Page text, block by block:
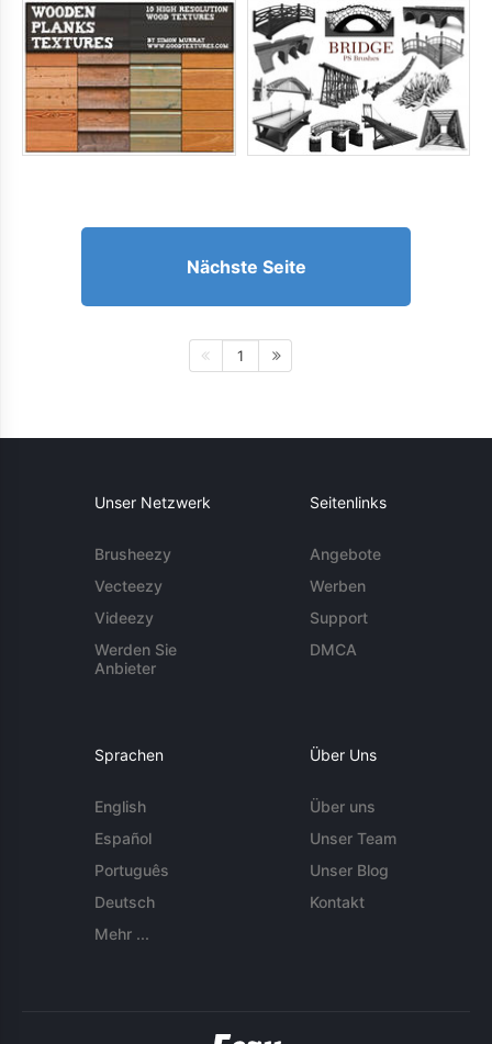
Nächste Seite
1
Unser Netzwerk
Brusheezy
Vecteezy
Videezy
Werden Sie
Anbieter
Seitenlinks
Angebote
Werben
Support
DMCA
Sprachen
English
Español
Português
Deutsch
Mehr ...
Über Uns
Über uns
Unser Team
Unser Blog
Kontakt